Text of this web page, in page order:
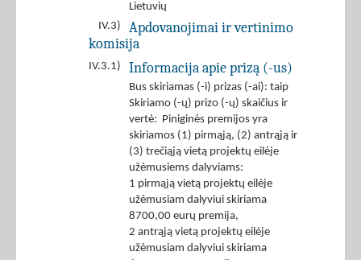
Lietuvių
IV.3)
Apdovanojimai ir vertinimo
komisija
IV.3.1) Informacija apie prizą (-us)
Bus skiriamas (-i) prizas (-ai): taip
Skiriamo (-ų) prizo (-ų) skaičius ir
vertė: Piniginės premijos yra
skiriamos (1) pirmąją, (2) antrąją ir
(3) trečiąją vietą projektų eilėje
užėmusiems dalyviams:
1 pirmąją vietą projektų eilėje
užėmusiam dalyviui skiriama
8700,00 eurų premija,
2 antrąją vietą projektų eilėje
užėmusiam dalyviui skiriama